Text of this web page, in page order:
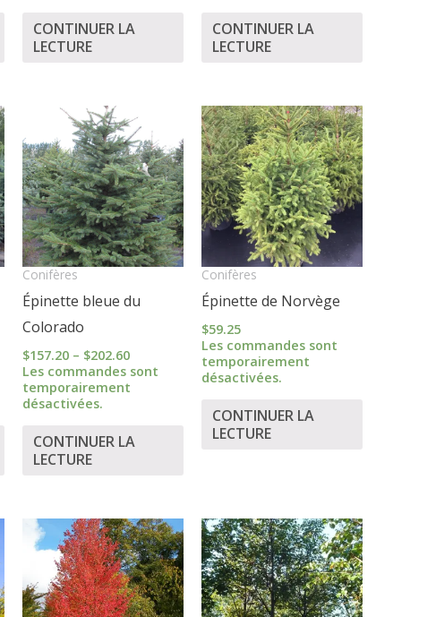
CONTINUER LA
LECTURE
CONTINUER LA
LECTURE
Conifères
Épinette bleue du
Colorado
$157.20 – $202.60
range:
$157.20
through
$202.60
Les commandes sont
temporairement
désactivées.
CONTINUER LA
LECTURE
Conifères
Épinette de Norvège
$59.25
Les commandes sont
temporairement
désactivées.
CONTINUER LA
LECTURE
Price
range:
$270.50
through
$378.50